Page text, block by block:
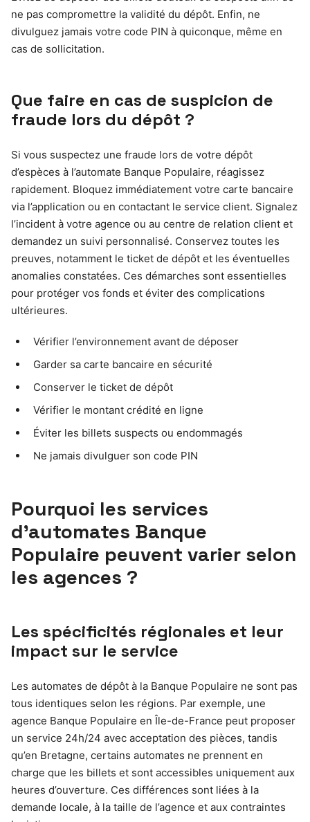
ne pas compromettre la validité du dépôt. Enfin, ne
divulguez jamais votre code PIN à quiconque, même en
cas de sollicitation.
Que faire en cas de suspicion de
fraude lors du dépôt ?
Si vous suspectez une fraude lors de votre dépôt
d’espèces à l’automate Banque Populaire, réagissez
rapidement. Bloquez immédiatement votre carte bancaire
via l’application ou en contactant le service client. Signalez
l’incident à votre agence ou au centre de relation client et
demandez un suivi personnalisé. Conservez toutes les
preuves, notamment le ticket de dépôt et les éventuelles
anomalies constatées. Ces démarches sont essentielles
pour protéger vos fonds et éviter des complications
ultérieures.
Vérifier l’environnement avant de déposer
Garder sa carte bancaire en sécurité
Conserver le ticket de dépôt
Vérifier le montant crédité en ligne
Éviter les billets suspects ou endommagés
Ne jamais divulguer son code PIN
Pourquoi les services
d’automates Banque
Populaire peuvent varier selon
les agences ?
Les spécificités régionales et leur
impact sur le service
Les automates de dépôt à la Banque Populaire ne sont pas
tous identiques selon les régions. Par exemple, une
agence Banque Populaire en Île-de-France peut proposer
un service 24h/24 avec acceptation des pièces, tandis
qu’en Bretagne, certains automates ne prennent en
charge que les billets et sont accessibles uniquement aux
heures d’ouverture. Ces différences sont liées à la
demande locale, à la taille de l’agence et aux contraintes